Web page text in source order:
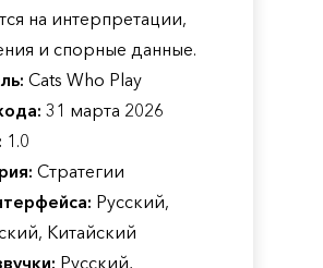
на интерпретации,
и спорные данные.
Cats Who Play
31 марта 2026
1.0
Стратегии
Русский,
Китайский
Русский,